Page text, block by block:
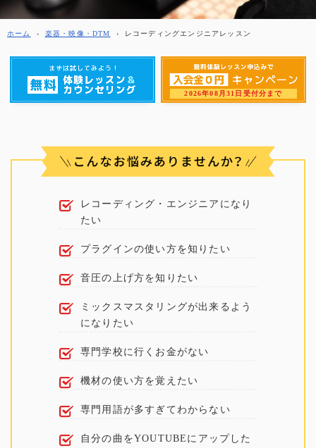
ホーム › 楽器・映像・DTM › レコーディングエンジニアレッスン
2026年08月31日受付分まで
レコーディング・エンジニアになり
たい
プラグインの使い方を知りたい
音圧の上げ方を知りたい
ミックスマスタリングが出来るよう
になりたい
専門学校に行くお金がない
機材の使い方を覚えたい
専門用語が多すぎてわからない
自分の曲をYOUTUBEにアップした